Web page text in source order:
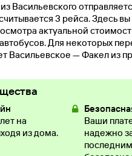
Васильевского
3 рейса. Здесь
актуальной
Для некоторых
Васильевское — Факел из
на
из дома.
Ваши
надежно